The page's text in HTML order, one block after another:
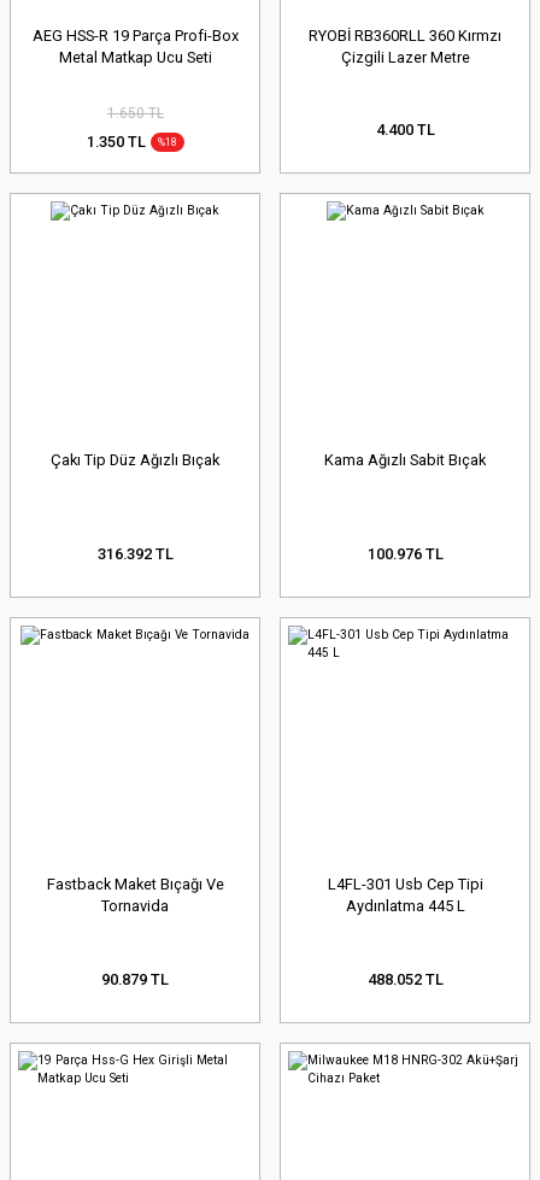
AEG HSS-R 19 Parça Profi-Box
Metal Matkap Ucu Seti
1.650 TL
1.350 TL %18
RYOBİ RB360RLL 360 Kırmzı
Çizgili Lazer Metre
4.400 TL
Çakı Tip Düz Ağızlı Bıçak
316.392 TL
Kama Ağızlı Sabit Bıçak
100.976 TL
Fastback Maket Bıçağı Ve
Tornavida
90.879 TL
L4FL-301 Usb Cep Tipi
Aydınlatma 445 L
488.052 TL